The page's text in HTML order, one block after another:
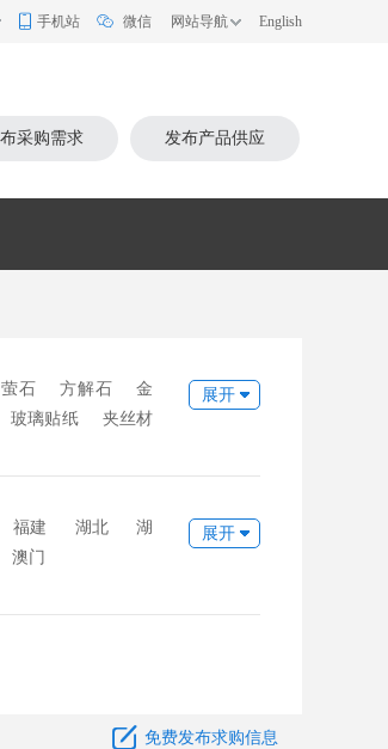
手机站 微信 网站导航 English
采购需求 发布产品供应
萤石 方解石
金
玻璃贴纸
夹丝材
材料
化工材料
展开
福建 湖北
湖
澳门
展开
 免费发布求购信息